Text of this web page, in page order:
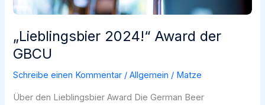
„Lieblingsbier 2024!“ Award der
GBCU
Schreibe einen Kommentar /Allgemein / Matze
Über den Lieblingsbier Award Die German Beer